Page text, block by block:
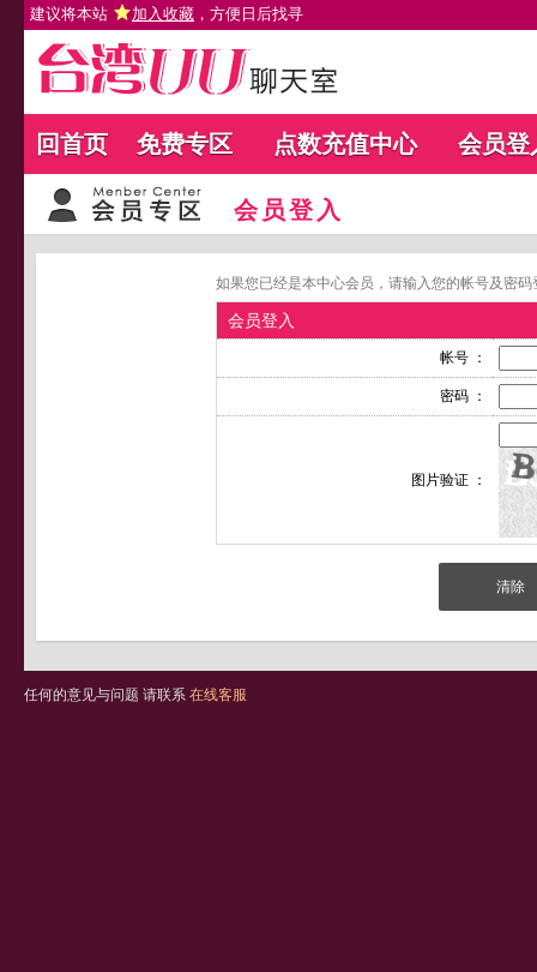
建议将本站 加入收藏 ，方便日后找寻
回首页 免费专区 点数充值中心 会员登
会员登入
如果您已经是本中心会员，请输入您的帐号及密
会员登入
帐号 ：
密码 ：
图片验证 ：
任何的意见与问题 请联系 在线客服